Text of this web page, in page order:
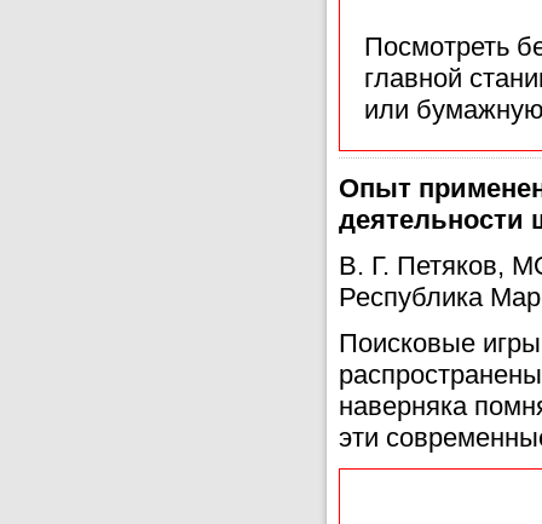
Посмотреть
главной
или
Опыт
деятельности
В. Г. Петяков,
Республика
Поисковые
наверняка
эти